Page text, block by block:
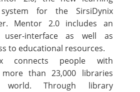
system for the SirsiDynix
Mentor 2.0 includes an
interface as well as
to educational resources.
connects people with
than 23,000 libraries
Through library